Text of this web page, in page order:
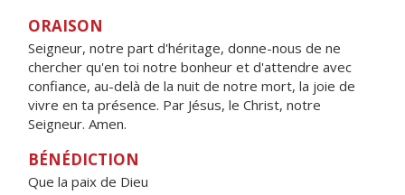
ORAISON
Seigneur, notre part d'héritage, donne-nous de ne
chercher qu'en toi notre bonheur et d'attendre avec
confiance, au-delà de la nuit de notre mort, la joie de
vivre en ta présence. Par Jésus, le Christ, notre
Seigneur. Amen.
BÉNÉDICTION
Que la paix de Dieu